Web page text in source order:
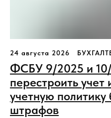
24 августа 2026
ФСБУ 9/2025 и
перестроить учет
учетную
штрафов